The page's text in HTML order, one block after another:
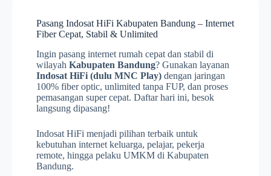
Pasang Indosat HiFi Kabupaten Bandung – Internet
Fiber Cepat, Stabil & Unlimited
Ingin pasang internet rumah cepat dan stabil di
wilayah Kabupaten Bandung? Gunakan layanan
Indosat HiFi (dulu MNC Play) dengan jaringan
100% fiber optic, unlimited tanpa FUP, dan proses
pemasangan super cepat. Daftar hari ini, besok
langsung dipasang!
Indosat HiFi menjadi pilihan terbaik untuk
kebutuhan internet keluarga, pelajar, pekerja
remote, hingga pelaku UMKM di Kabupaten
Bandung.